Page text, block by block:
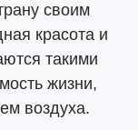
своим
красота и
такими
жизни,
воздуха.